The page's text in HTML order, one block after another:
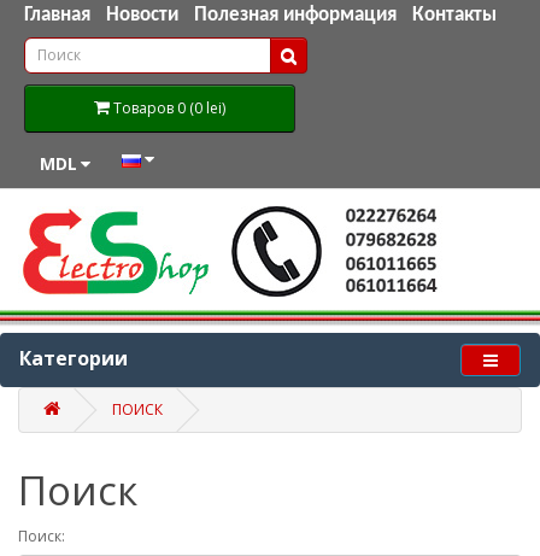
Главная Новости Полезная информация Контакты
Товаров 0 (0 lei)
MDL
Категории
ПОИСК
Поиск
Поиск: